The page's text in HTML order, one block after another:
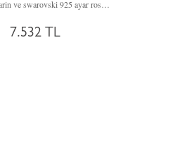
7.532 TL